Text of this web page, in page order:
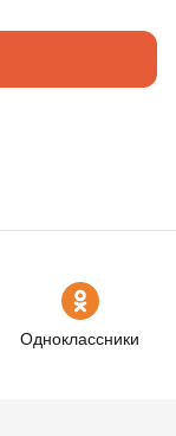
Одноклассники